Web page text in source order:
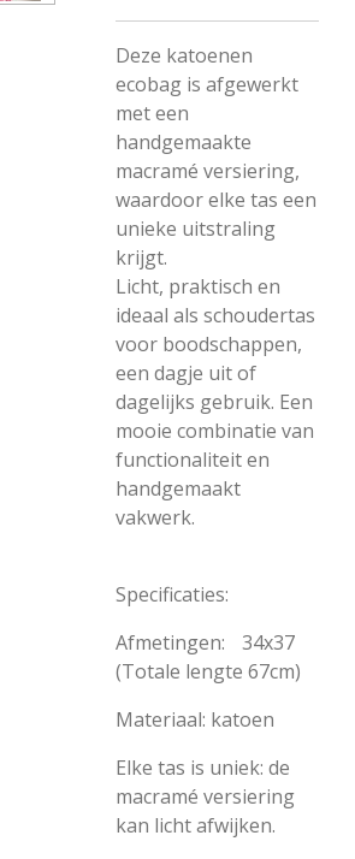
Deze katoenen
ecobag is afgewerkt
met een
handgemaakte
macramé versiering,
waardoor elke tas een
unieke uitstraling
krijgt.
Licht, praktisch en
ideaal als schoudertas
voor boodschappen,
een dagje uit of
dagelijks gebruik. Een
mooie combinatie van
functionaliteit en
handgemaakt
vakwerk.
Specificaties:
Afmetingen: 34x37
(Totale lengte 67cm)
Materiaal: katoen
Elke tas is uniek: de
macramé versiering
kan licht afwijken.